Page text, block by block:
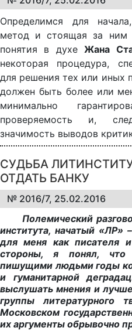
Определимся для
метод и стоящая за ним
понятия в духеЖана
некоторая процедура,
для решения тех или иных
должен быть более или
минимально
проверяемость и,
значимость выводов
СУДЬБА
ОТДАТЬ БАНКУ
№ 2016/7, 25.02.2016
Полемический
института, начатый «ЛР»
для меня как писателя
стороны, я понял,
пишущими людьми годы
и гуманитарной
выслушать мнения и
группы литературного
Московском
их аргументы обрывочно